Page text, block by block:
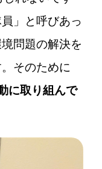
」と呼びあっ
問題の解決を
そのために
に取り組んで